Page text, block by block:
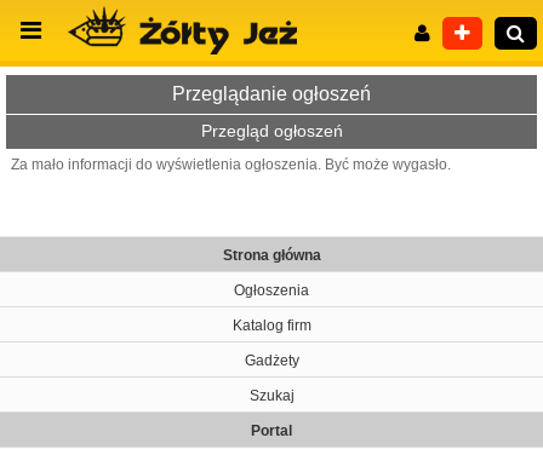
Przeglądanie ogłoszeń
Przegląd ogłoszeń
Za mało informacji do wyświetlenia ogłoszenia. Być może wygasło.
Strona główna
Ogłoszenia
Katalog firm
Gadżety
Szukaj
Portal